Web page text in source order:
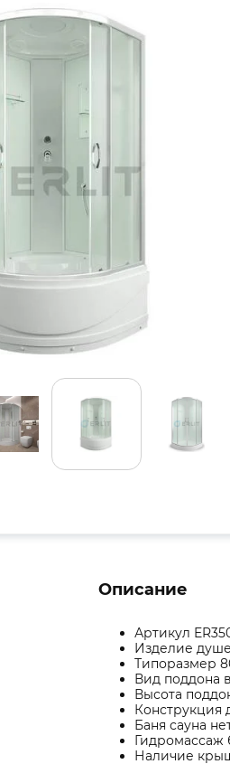
Описание
Артикул
Изделие
Типоразмер
Вид поддона
Высота
Конструкция
Баня сауна
Гидромассаж
Наличие